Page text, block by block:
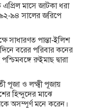
মাসে জাটকা ধরা
৯৪ সালের জরিপে
সাধারণত পান্তা-ইলিশ
বরের পরিবার কনের
রুইমাছ দ্বারা
পূজা ও লক্ষ্মী পূজায়
হিন্দুদের মাঝে
অসম্পূর্ণ মনে করেন।